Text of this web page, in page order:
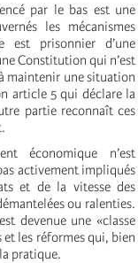
par le bas est une
les mécanismes
prisonnier d’une
Constitution qui n’est
maintenir une situation
article 5 qui déclare la
partie reconnaît ces
économique n’est
activement impliqués
et de la vitesse des
ou ralenties.
devenue une «classe
les réformes qui, bien
pratique.